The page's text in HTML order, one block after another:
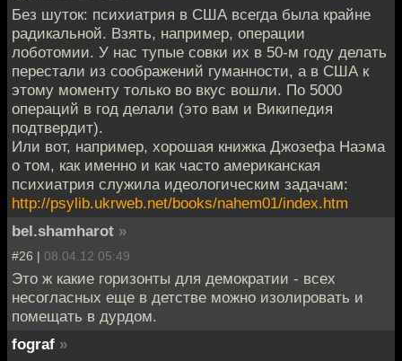
Без шуток: психиатрия в США всегда была крайне
радикальной. Взять, например, операции
лоботомии. У нас тупые совки их в 50-м году делать
перестали из соображений гуманности, а в США к
этому моменту только во вкус вошли. По 5000
операций в год делали (это вам и Википедия
подтвердит).
Или вот, например, хорошая книжка Джозефа Наэма
о том, как именно и как часто американская
психиатрия служила идеологическим задачам:
http://psylib.ukrweb.net/books/nahem01/index.htm
bel.shamharot »
#26 | 08.04.12 05:49
Это ж какие горизонты для демократии - всех
несогласных еще в детстве можно изолировать и
помещать в дурдом.
fograf »